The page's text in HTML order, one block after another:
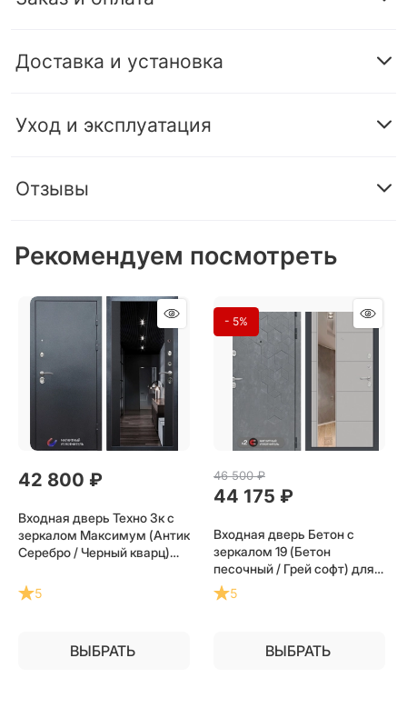
Доставка и установка
Уход и эксплуатация
Отзывы
Рекомендуем посмотреть
42 800 ₽
Входная дверь Техно 3к с
зеркалом Максимум (Антик
Серебро / Черный кварц)
5
ВЫБРАТЬ
- 5%
46 500 ₽
44 175 ₽
Входная дверь Бетон с
зеркалом 19 (Бетон
песочный / Грей софт) для
установки в квартиру
5
ВЫБРАТЬ